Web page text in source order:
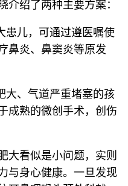
介绍了两种主要方案：
患儿，可通过遵医嘱使
鼻炎、鼻窦炎等原发
大、气道严重堵塞的孩
成熟的微创手术，创伤
大看似是小问题，实则
与身心健康。一旦发现